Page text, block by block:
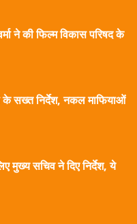
ने की फिल्म विकास परिषद के
के सख्त निर्देश, नकल माफियाओं
मुख्य सचिव ने दिए निर्देश, ये